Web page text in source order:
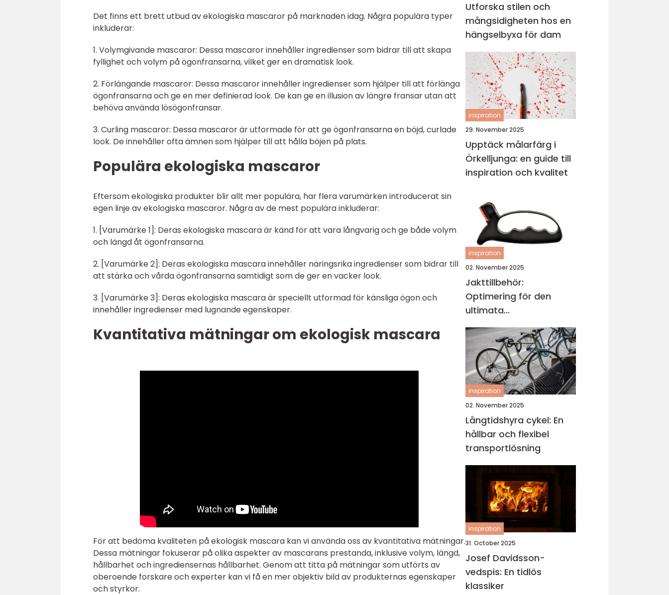
Det finns ett brett utbud av ekologiska mascaror på marknaden idag. Några populära typer
inkluderar:
1. Volymgivande mascaror: Dessa mascaror innehåller ingredienser som bidrar till att skapa
fyllighet och volym på ögonfransarna, vilket ger en dramatisk look.
2. Förlängande mascaror: Dessa mascaror innehåller ingredienser som hjälper till att förlänga
ögonfransarna och ge en mer definierad look. De kan ge en illusion av längre fransar utan att
behöva använda lösögonfransar.
3. Curling mascaror: Dessa mascaror är utformade för att ge ögonfransarna en böjd, curlade
look. De innehåller ofta ämnen som hjälper till att hålla böjen på plats.
Populära ekologiska mascaror
Eftersom ekologiska produkter blir allt mer populära, har flera varumärken introducerat sin
egen linje av ekologiska mascaror. Några av de mest populära inkluderar:
1. [Varumärke 1]: Deras ekologiska mascara är känd för att vara långvarig och ge både volym
och längd åt ögonfransarna.
2. [Varumärke 2]: Deras ekologiska mascara innehåller näringsrika ingredienser som bidrar till
att stärka och vårda ögonfransarna samtidigt som de ger en vacker look.
3. [Varumärke 3]: Deras ekologiska mascara är speciellt utformad för känsliga ögon och
innehåller ingredienser med lugnande egenskaper.
Kvantitativa mätningar om ekologisk mascara
För att bedöma kvaliteten på ekologisk mascara kan vi använda oss av kvantitativa mätningar.
Dessa mätningar fokuserar på olika aspekter av mascarans prestanda, inklusive volym, längd,
hållbarhet och ingrediensernas hållbarhet. Genom att titta på mätningar som utförts av
oberoende forskare och experter kan vi få en mer objektiv bild av produkternas egenskaper
och styrkor.
Utforska stilen och
mångsidigheten hos en
hängselbyxa för dam
inspiration
29. November 2025
Upptäck målarfärg i
Örkelljunga: en guide till
inspiration och kvalitet
inspiration
02. November 2025
Jakttillbehör:
Optimering för den
ultimata
jaktupplevelsen
inspiration
02. November 2025
Långtidshyra cykel: En
hållbar och flexibel
transportlösning
inspiration
31. October 2025
Josef Davidsson-
vedspis: En tidlös
klassiker